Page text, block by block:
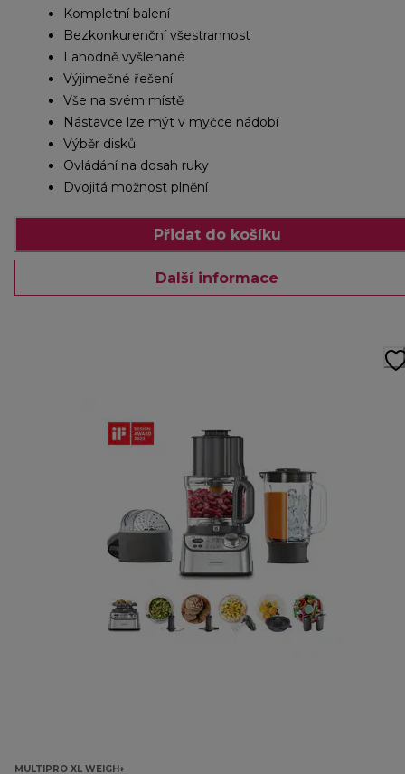
Kompletní balení
Bezkonkurenční všestrannost
Lahodně vyšlehané
Výjimečné řešení
Vše na svém místě
Nástavce lze mýt v myčce nádobí
Výběr disků
Ovládání na dosah ruky
Dvojitá možnost plnění
Přidat do košíku
Další informace
MULTIPRO XL WEIGH+